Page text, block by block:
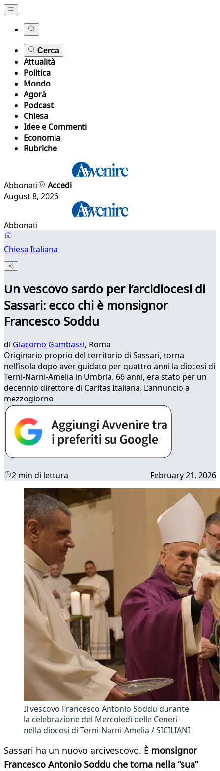
Cerca
Attualità
Politica
Mondo
Agorà
Podcast
Chiesa
Idee e Commenti
Economia
Rubriche
Abbonati
Accedi
August 8, 2026
Abbonati
Chiesa Italiana
Un vescovo sardo per l’arcidiocesi di
Sassari: ecco chi è monsignor
Francesco Soddu
di Giacomo Gambassi, Roma
Originario proprio del territorio di Sassari, torna
nell’isola dopo aver guidato per quattro anni la diocesi di
Terni-Narni-Amelia in Umbria. 66 anni, era stato per un
decennio direttore di Caritas Italiana. L’annuncio a
mezzogiorno
2 min di lettura February 21, 2026
Il vescovo Francesco Antonio Soddu durante
la celebrazione del Mercoledì delle Ceneri
nella diocesi di Terni-Narni-Amelia / SICILIANI
Sassari ha un nuovo arcivescovo. È monsignor
Francesco Antonio Soddu che torna nella “sua”